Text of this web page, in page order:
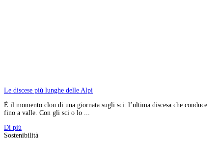
Le discese più lunghe delle Alpi
È il momento clou di una giornata sugli sci: l’ultima discesa che conduce
fino a valle. Con gli sci o lo ...
Di più
Sostenibilità